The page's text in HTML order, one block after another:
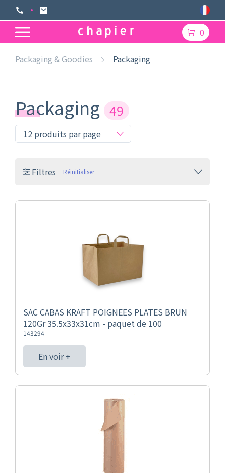
0
Packaging & Goodies Packaging
Packaging 49
Filtres Réinitialiser
SAC CABAS KRAFT POIGNEES PLATES BRUN
120Gr 35.5x33x31cm - paquet de 100
143294
En voir +